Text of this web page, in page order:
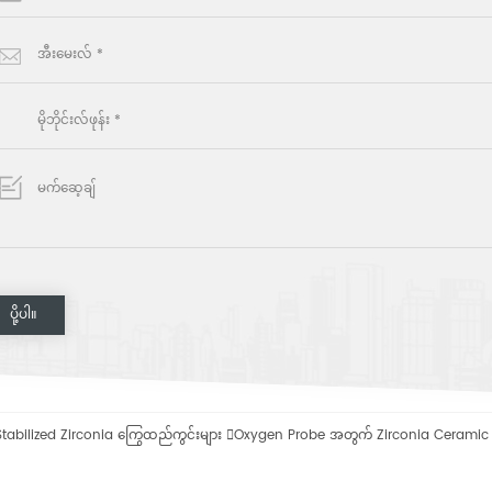
Zirconia ကြွေထည်ကွင်းများ Oxygen Probe အတွက် Zirconia